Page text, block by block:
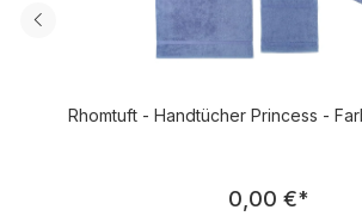
Rhomtuft - Handtücher Princess -
Regulärer
0,00 €*